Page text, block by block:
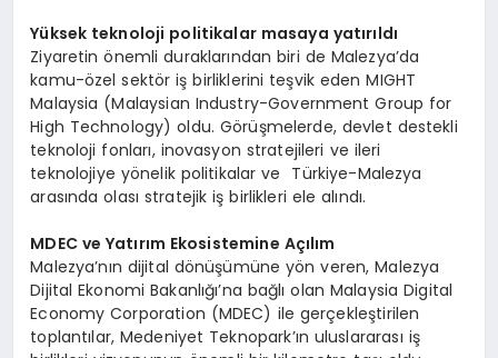
Yüksek teknoloji politikalar masaya yatırıldı
Ziyaretin önemli duraklarından biri de Malezya’da
kamu-özel sektör iş birliklerini teşvik eden MIGHT
Malaysia (Malaysian Industry-Government Group for
High Technology) oldu. Görüşmelerde, devlet destekli
teknoloji fonları, inovasyon stratejileri ve ileri
teknolojiye yönelik politikalar ve Türkiye-Malezya
arasında olası stratejik iş birlikleri ele alındı.
MDEC ve Yatırım Ekosistemine Açılım
Malezya’nın dijital dönüşümüne yön veren, Malezya
Dijital Ekonomi Bakanlığı’na bağlı olan Malaysia Digital
Economy Corporation (MDEC) ile gerçekleştirilen
toplantılar, Medeniyet Teknopark’ın uluslararası iş